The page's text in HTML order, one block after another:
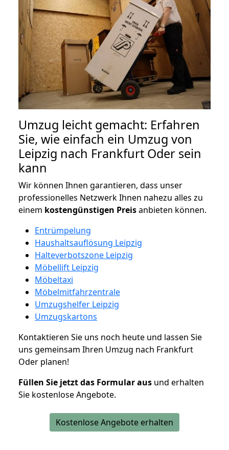
Umzug leicht gemacht: Erfahren
Sie, wie einfach ein Umzug von
Leipzig nach Frankfurt Oder sein
kann
Wir können Ihnen garantieren, dass unser
professionelles Netzwerk Ihnen nahezu alles zu
einem kostengünstigen Preisanbieten können.
Entrümpelung
Haushaltsauflösung Leipzig
Halteverbotszone Leipzig
Möbellift Leipzig
Möbeltaxi
Möbelmitfahrzentrale
Umzugshelfer Leipzig
Umzugskartons
Kontaktieren Sie uns noch heute und lassen Sie
uns gemeinsam Ihren Umzug nach Frankfurt
Oder planen!
Füllen Sie jetzt das Formular aus und erhalten
Sie kostenlose Angebote.
Kostenlose Angebote erhalten